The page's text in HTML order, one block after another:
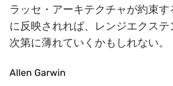
ラッセ・アーキテクチャが約束
に反映されれば、レンジエクス
次第に薄れていくかもしれない。
Allen Garwin